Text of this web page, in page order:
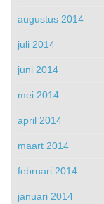
augustus 2014
juli 2014
juni 2014
mei 2014
april 2014
maart 2014
februari 2014
januari 2014